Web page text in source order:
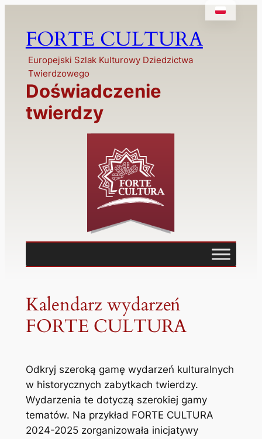
FORTE CULTURA
Europejski Szlak Kulturowy Dziedzictwa
Twierdzowego
Doświadczenie
twierdzy
Kalendarz wydarzeń
FORTE CULTURA
Odkryj szeroką gamę wydarzeń kulturalnych
w historycznych zabytkach twierdzy.
Wydarzenia te dotyczą szerokiej gamy
tematów. Na przykład FORTE CULTURA
2024-2025 zorganizowała inicjatywy